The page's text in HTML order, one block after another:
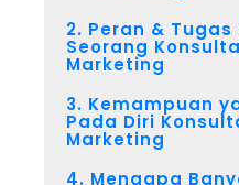
2. Peran &
Seorang
Marketing
3. Kemampuan
Pada Diri
Marketing
4. Mengapa